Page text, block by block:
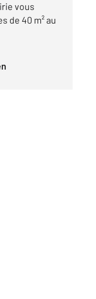
vous
de 40 m² au